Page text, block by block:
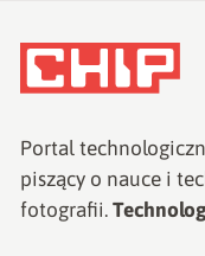
Portal
piszący o nauce i
fotografii.